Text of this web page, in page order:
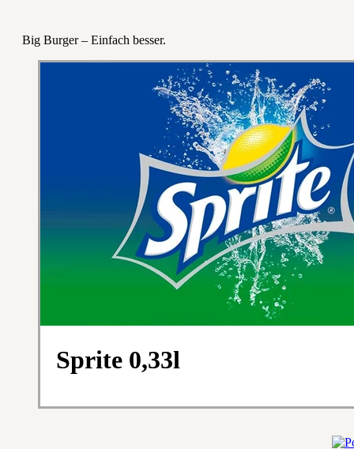
Big Burger – Einfach besser.
Sprite 0,33l